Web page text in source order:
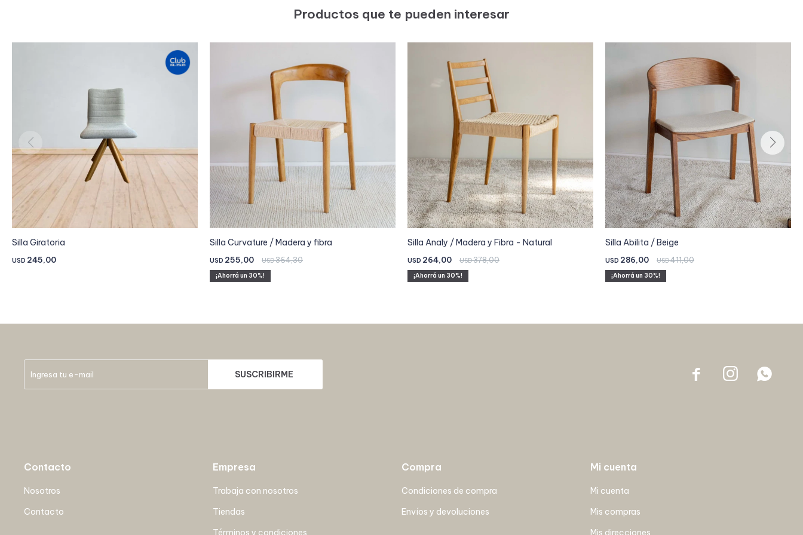
Productos que te pueden interesar
Silla Giratoria
USD 245,00
Silla Curvature / Madera y fibra
USD 255,00 USD364,30
30
Silla Analy / Madera y Fibra - Natural
USD 264,00 USD378,00
30
Silla Abilita / Beige
USD 286,00 USD411,00
30
SUSCRIBIRME   
Contacto
Nosotros
Contacto
Empresa
Trabaja con nosotros
Tiendas
Términos y condiciones
Compra
Condiciones de compra
Envíos y devoluciones
Mi cuenta
Mi cuenta
Mis compras
Mis direcciones